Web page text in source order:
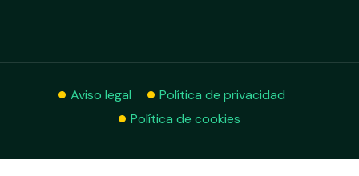
Aviso legal
Política de privacidad
Política de cookies